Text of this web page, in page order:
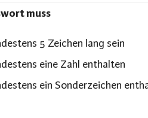
muss
5 Zeichen lang sein
eine Zahl enthalten
ein Sonderzeichen